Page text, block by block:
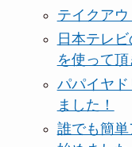
テイクア
日本テレ
を使って
パパイヤ
ました！
誰でも簡